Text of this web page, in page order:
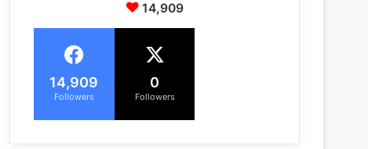
14,909
14,909
Followers
0
Followers